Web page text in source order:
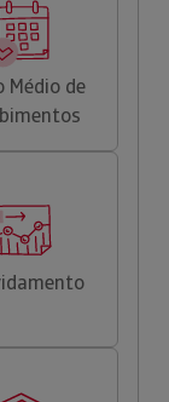
Médio de